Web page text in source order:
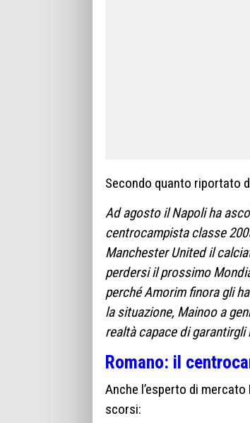
Secondo quanto riportato
Ad agosto il Napoli ha
centrocampista classe
Manchester United il
perdersi il prossimo
perché Amorim finora gli
la situazione, Mainoo a
realtà capace di garantirgli
Romano: il
Anche l’esperto di
scorsi: